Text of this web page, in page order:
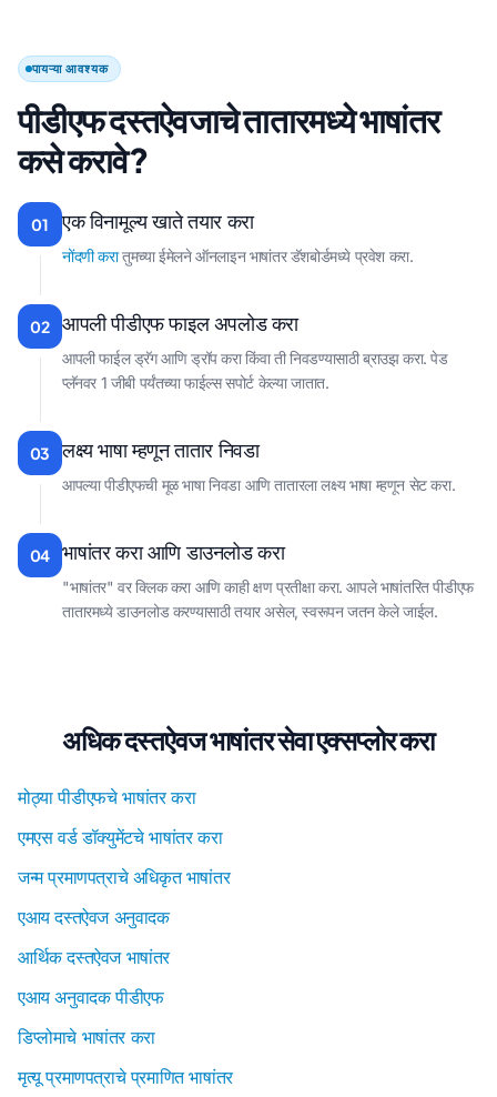
पायऱ्या आवश्यक
पीडीएफ दस्तऐवजाचे तातारमध्ये भाषांतर
कसे करावे?
01 एक विनामूल्य खाते तयार करा
नोंदणी करातुमच्या ईमेलने ऑनलाइन भाषांतर डॅशबोर्डमध्ये प्रवेश करा.
02 आपली पीडीएफ फाइल अपलोड करा
आपली फाईल ड्रॅग आणि ड्रॉप करा किंवा ती निवडण्यासाठी ब्राउझ करा. पेड
प्लॅनवर 1 जीबी पर्यंतच्या फाईल्स सपोर्ट केल्या जातात.
03 लक्ष्य भाषा म्हणून तातार निवडा
आपल्या पीडीएफची मूळ भाषा निवडा आणि तातारला लक्ष्य भाषा म्हणून सेट करा.
04 भाषांतर करा आणि डाउनलोड करा
"भाषांतर" वर क्लिक करा आणि काही क्षण प्रतीक्षा करा. आपले भाषांतरित पीडीएफ
तातारमध्ये डाउनलोड करण्यासाठी तयार असेल, स्वरूपन जतन केले जाईल.
अधिक दस्तऐवज भाषांतर सेवा एक्सप्लोर करा
मोठ्या पीडीएफचे भाषांतर करा
एमएस वर्ड डॉक्युमेंटचे भाषांतर करा
जन्म प्रमाणपत्राचे अधिकृत भाषांतर
एआय दस्तऐवज अनुवादक
आर्थिक दस्तऐवज भाषांतर
एआय अनुवादक पीडीएफ
डिप्लोमाचे भाषांतर करा
मृत्यू प्रमाणपत्राचे प्रमाणित भाषांतर